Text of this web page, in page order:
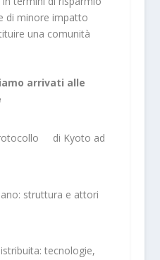
di minore impatto
una comunità
arrivati alle
di Kyoto ad
struttura e attori
tecnologie,